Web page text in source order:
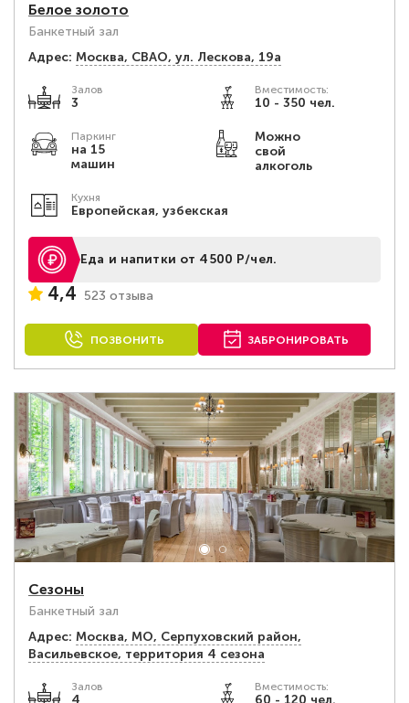
Белое золото
Банкетный зал
Адрес: Москва, СВАО, ул. Лескова, 19а
Залов
3
Вместимость:
10 - 350 чел.
Паркинг
на 15
машин
Можно
свой
алкоголь
Кухня
Европейская, узбекская
Еда и напитки от 4500 Р/чел.
4,4 523 отзыва
ПОЗВОНИТЬ ЗАБРОНИРОВАТЬ
Сезоны
Банкетный зал
Адрес: Москва, МО, Серпуховский район,
Васильевское, территория 4 сезона
Залов
4
Вместимость:
60 - 120 чел.